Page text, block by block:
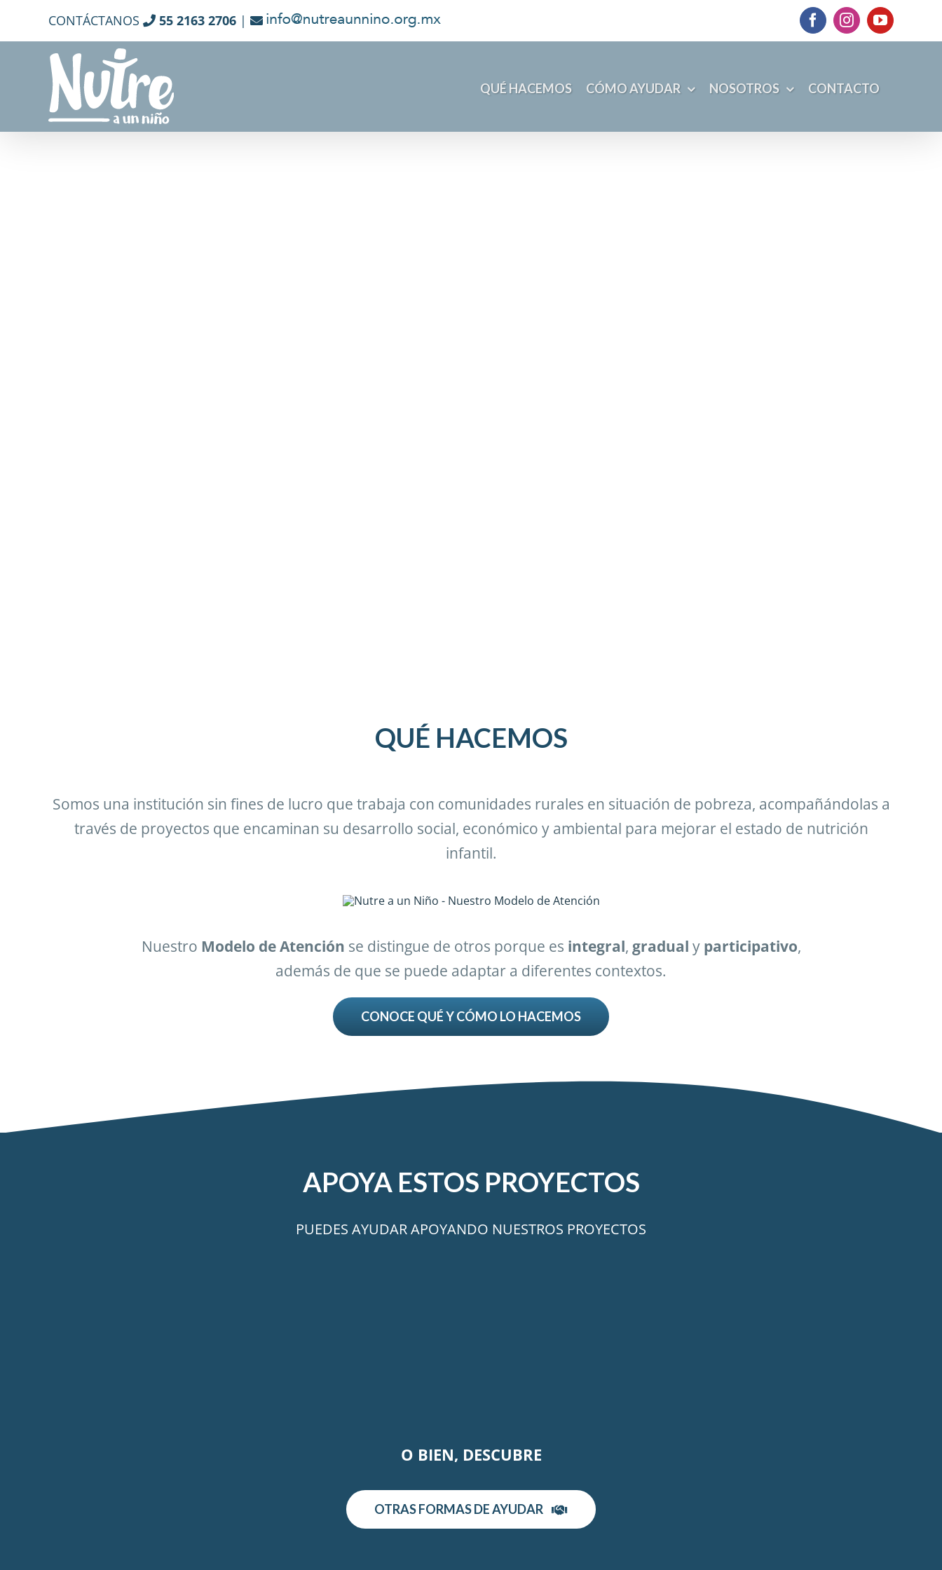
content
CONTÁCTANOS 55 2163 2706| FacebookInstagramYouTube
QUÉ HACEMOS CÓMO AYUDAR NOSOTROS CONTACTO
QUÉ HACEMOS
Somos una institución sin fines de lucro que trabaja con comunidades rurales en situación de pobreza, acompañándolas a
través de proyectos que encaminan su desarrollo social, económico y ambiental para mejorar el estado de nutrición
infantil.
Nuestro Modelo de Atención se distingue de otros porque es integral, gradual y participativo,
además de que se puede adaptar a diferentes contextos.
CONOCE QUÉ Y CÓMO LO HACEMOS
APOYA ESTOS PROYECTOS
PUEDES AYUDAR APOYANDO NUESTROS PROYECTOS
O BIEN, DESCUBRE
OTRAS FORMAS DE AYUDAR